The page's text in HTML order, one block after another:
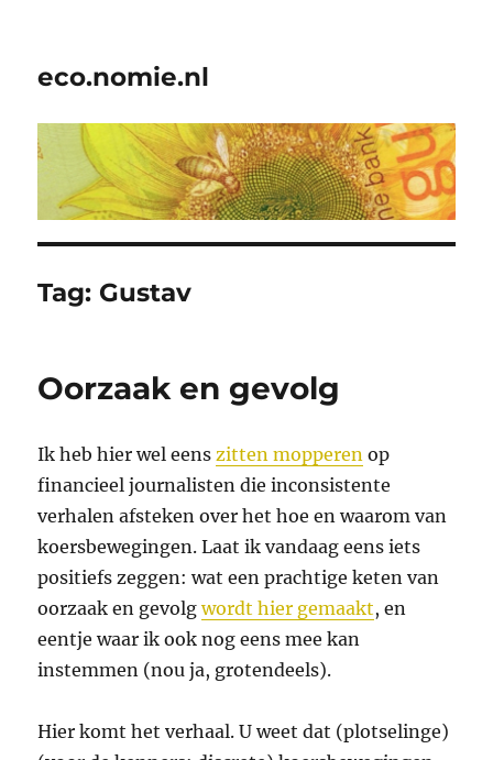
eco.nomie.nl
Tag: Gustav
Oorzaak en gevolg
Ik heb hier wel eenszitten mopperen op
financieel journalisten die inconsistente
verhalen afsteken over het hoe en waarom van
koersbewegingen. Laat ik vandaag eens iets
positiefs zeggen: wat een prachtige keten van
oorzaak en gevolgwordt hier gemaakt, en
eentje waar ik ook nog eens mee kan
instemmen (nou ja, grotendeels).
Hier komt het verhaal. U weet dat (plotselinge)